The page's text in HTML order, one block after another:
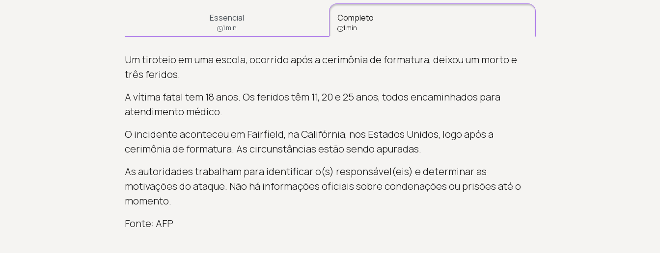
Essencial
1 min
Completo
1 min
Um tiroteio em uma escola, ocorrido após a cerimônia de formatura, deixou um morto e
três feridos.
A vítima fatal tem 18 anos. Os feridos têm 11, 20 e 25 anos, todos encaminhados para
atendimento médico.
O incidente aconteceu em Fairfield, na Califórnia, nos Estados Unidos, logo após a
cerimônia de formatura. As circunstâncias estão sendo apuradas.
As autoridades trabalham para identificar o(s) responsável(eis) e determinar as
motivações do ataque. Não há informações oficiais sobre condenações ou prisões até o
momento.
Fonte: AFP